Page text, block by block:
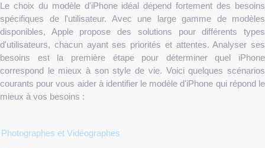
Le choix du modèle d'iPhone idéal dépend fortement des besoins
spécifiques de l'utilisateur. Avec une large gamme de modèles
disponibles, Apple propose des solutions pour différents types
d'utilisateurs, chacun ayant ses priorités et attentes. Analyser ses
besoins est la première étape pour déterminer quel iPhone
correspond le mieux à son style de vie. Voici quelques scénarios
courants pour vous aider à identifier le modèle d'iPhone qui répond le
mieux à vos besoins :
Photographes et Vidéographes